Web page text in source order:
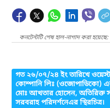
কনটেন্টটি শেষ হাল-নাগাদ করা
গত ২৬/০৭/২৪ ইং তারিখে
কোম্পানি লিঃ (ওজোপাডিকো)
মোঃ আখতার হোসেন, অতিরিক্ত
সরবরাহ পরিদর্শনেএর স্থিরচিত্র।